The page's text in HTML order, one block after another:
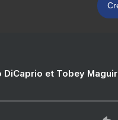
DiCaprio et Tobey